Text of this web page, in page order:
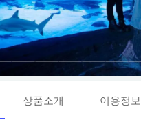
상품소개 이용정보